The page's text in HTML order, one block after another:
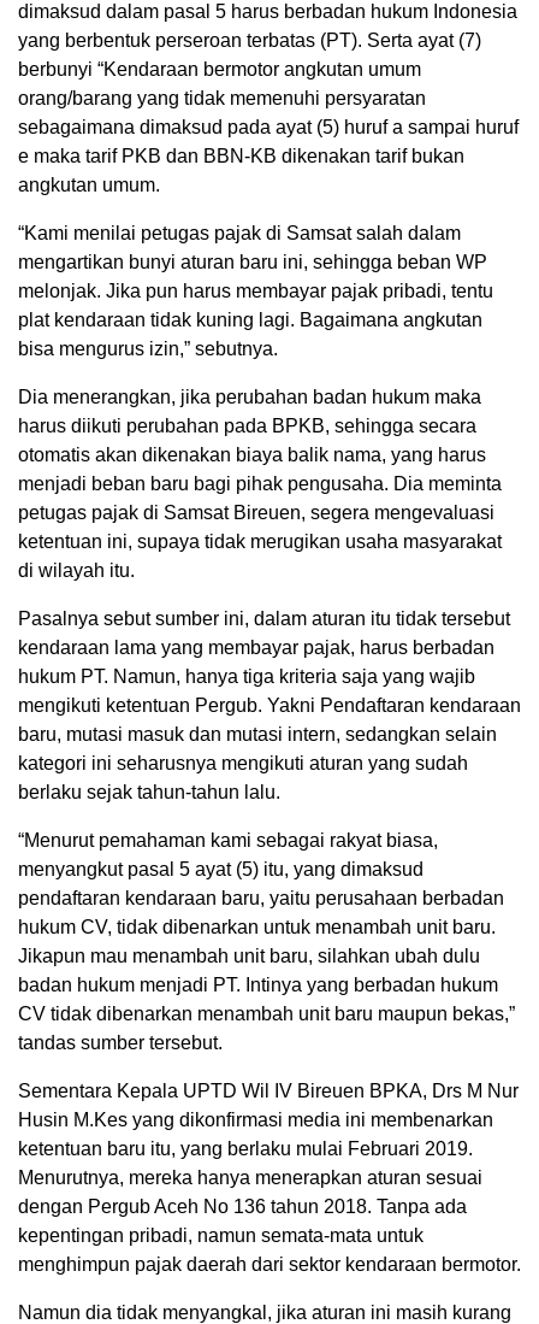
dimaksud dalam pasal 5 harus berbadan hukum Indonesia
yang berbentuk perseroan terbatas (PT). Serta ayat (7)
berbunyi “Kendaraan bermotor angkutan umum
orang/barang yang tidak memenuhi persyaratan
sebagaimana dimaksud pada ayat (5) huruf a sampai huruf
e maka tarif PKB dan BBN-KB dikenakan tarif bukan
angkutan umum.
“Kami menilai petugas pajak di Samsat salah dalam
mengartikan bunyi aturan baru ini, sehingga beban WP
melonjak. Jika pun harus membayar pajak pribadi, tentu
plat kendaraan tidak kuning lagi. Bagaimana angkutan
bisa mengurus izin,” sebutnya.
Dia menerangkan, jika perubahan badan hukum maka
harus diikuti perubahan pada BPKB, sehingga secara
otomatis akan dikenakan biaya balik nama, yang harus
menjadi beban baru bagi pihak pengusaha. Dia meminta
petugas pajak di Samsat Bireuen, segera mengevaluasi
ketentuan ini, supaya tidak merugikan usaha masyarakat
di wilayah itu.
Pasalnya sebut sumber ini, dalam aturan itu tidak tersebut
kendaraan lama yang membayar pajak, harus berbadan
hukum PT. Namun, hanya tiga kriteria saja yang wajib
mengikuti ketentuan Pergub. Yakni Pendaftaran kendaraan
baru, mutasi masuk dan mutasi intern, sedangkan selain
kategori ini seharusnya mengikuti aturan yang sudah
berlaku sejak tahun-tahun lalu.
“Menurut pemahaman kami sebagai rakyat biasa,
menyangkut pasal 5 ayat (5) itu, yang dimaksud
pendaftaran kendaraan baru, yaitu perusahaan berbadan
hukum CV, tidak dibenarkan untuk menambah unit baru.
Jikapun mau menambah unit baru, silahkan ubah dulu
badan hukum menjadi PT. Intinya yang berbadan hukum
CV tidak dibenarkan menambah unit baru maupun bekas,”
tandas sumber tersebut.
Sementara Kepala UPTD Wil IV Bireuen BPKA, Drs M Nur
Husin M.Kes yang dikonfirmasi media ini membenarkan
ketentuan baru itu, yang berlaku mulai Februari 2019.
Menurutnya, mereka hanya menerapkan aturan sesuai
dengan Pergub Aceh No 136 tahun 2018. Tanpa ada
kepentingan pribadi, namun semata-mata untuk
menghimpun pajak daerah dari sektor kendaraan bermotor.
Namun dia tidak menyangkal, jika aturan ini masih kurang